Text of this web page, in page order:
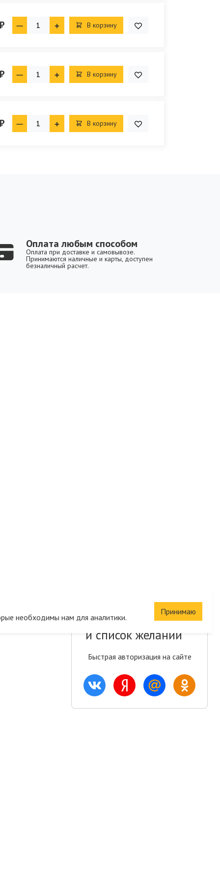
В корзину
В корзину
В корзину
Оплата любым способом
Оплата при доставке и самовывозе.
Принимаются наличные и карты, доступен
безналичный расчет.
Сохраните корзину
и список желаний
Быстрая авторизация на сайте
необходимы нам для аналитики.
Принимаю